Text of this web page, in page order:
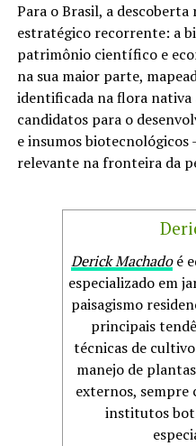
Para o Brasil, a
estratégico recorrente: a
patrimônio científico e
na sua maior parte,
identificada na flora
candidatos para o
e insumos biotecnológicos
relevante na fronteira da
Derick Machadoé
especializado em
paisagismo
principais
técnicas de
manejo de
externos, sempre
institutos